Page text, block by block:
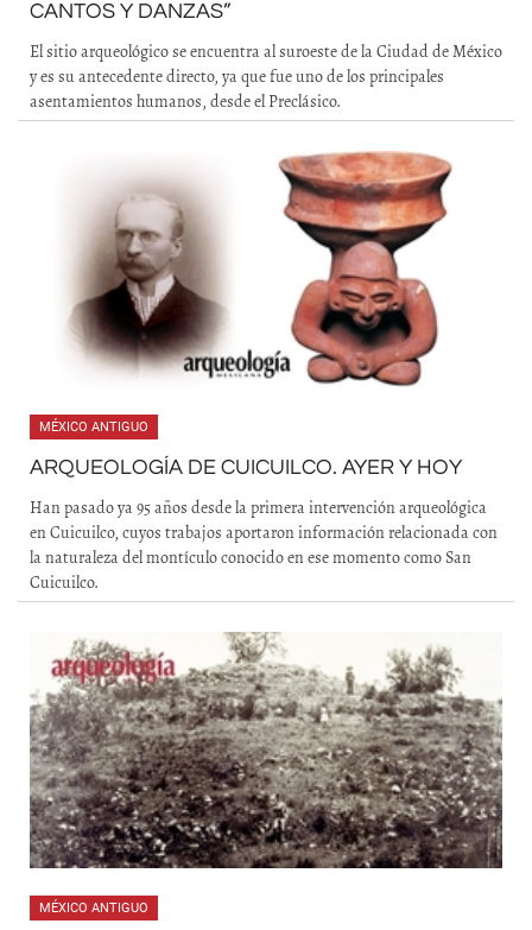
CANTOS Y DANZAS”
El sitio arqueológico se encuentra al suroeste de la Ciudad de México
y es su antecedente directo, ya que fue uno de los principales
asentamientos humanos, desde el Preclásico.
MÉXICO ANTIGUO
ARQUEOLOGÍA DE CUICUILCO. AYER Y HOY
Han pasado ya 95 años desde la primera intervención arqueológica
en Cuicuilco, cuyos trabajos aportaron información relacionada con
la naturaleza del montículo conocido en ese momento como San
Cuicuilco.
MÉXICO ANTIGUO